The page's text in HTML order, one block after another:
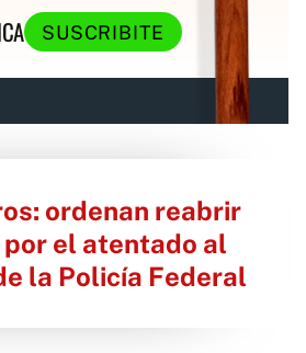
SUSCRIBITE
ordenan reabrir
por el atentado al
la Policía Federal